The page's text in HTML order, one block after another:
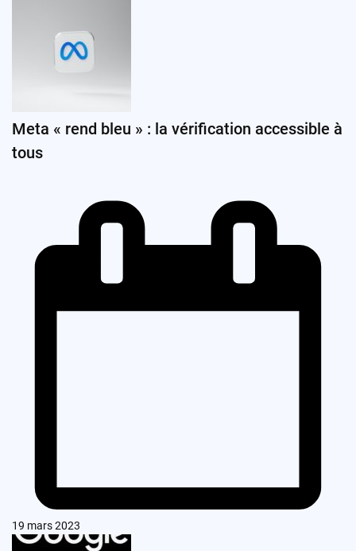
Meta « rend bleu » : la vérification accessible à
tous
19 mars 2023